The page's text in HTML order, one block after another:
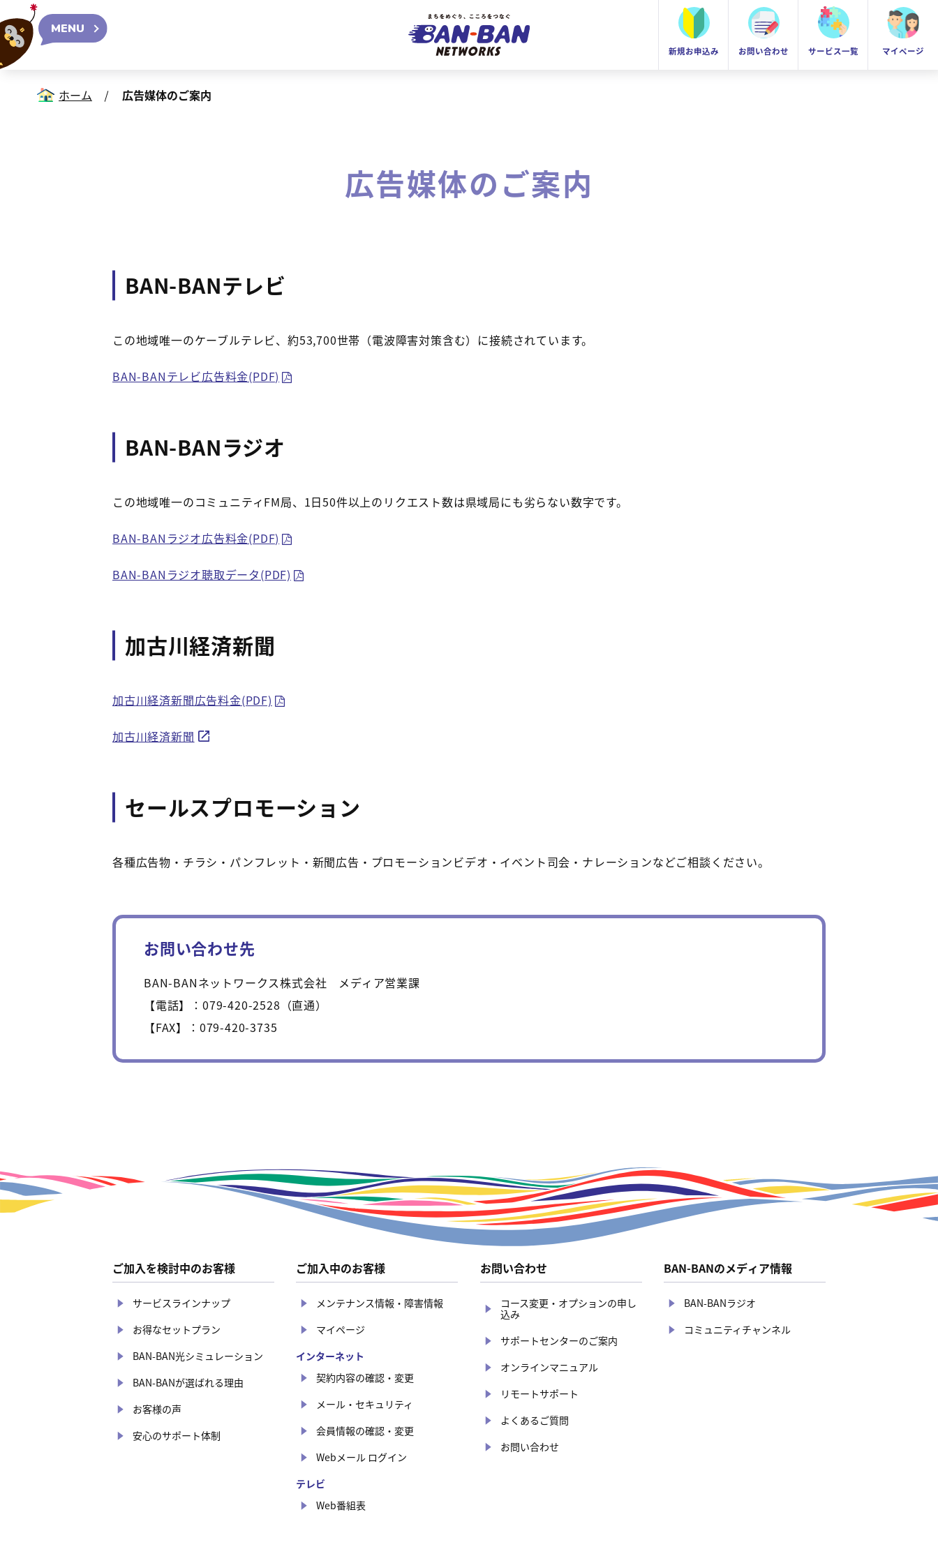
MENU
新規お申込み お問い合わせ サービス一覧 マイページ
ホーム 広告媒体のご案内
広告媒体のご案内
BAN-BANテレビ
この地域唯一のケーブルテレビ、約53,700世帯（電波障害対策含む）に接続されています。
BAN-BANテレビ広告料金(PDF)
BAN-BANラジオ
この地域唯一のコミュニティFM局、1日50件以上のリクエスト数は県域局にも劣らない数字です。
BAN-BANラジオ広告料金(PDF)
BAN-BANラジオ聴取データ(PDF)
加古川経済新聞
加古川経済新聞広告料金(PDF)
加古川経済新聞
セールスプロモーション
各種広告物・チラシ・パンフレット・新聞広告・プロモーションビデオ・イベント司会・ナレーションなどご相談ください。
お問い合わせ先
BAN-BANネットワークス株式会社 メディア営業課
電話
079-420-2528 （直通）
FAX
079-420-3735
ご加入を検討中のお客様
サービスラインナップ
お得なセットプラン
BAN-BAN光シミュレーション
BAN-BANが選ばれる理由
お客様の声
安心のサポート体制
ご加入中のお客様
メンテナンス情報・障害情報
マイページ
インターネット
契約内容の確認・変更
メール・セキュリティ
会員情報の確認・変更
Webメール ログイン
テレビ
Web番組表
お問い合わせ
コース変更・オプションの申し
込み
サポートセンターのご案内
オンラインマニュアル
リモートサポート
よくあるご質問
お問い合わせ
BAN-BANのメディア情報
BAN-BANラジオ
コミュニティチャンネル